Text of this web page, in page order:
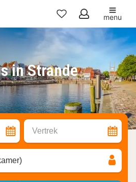
Mijn
favorieten
menu
in Strande
Vertrek